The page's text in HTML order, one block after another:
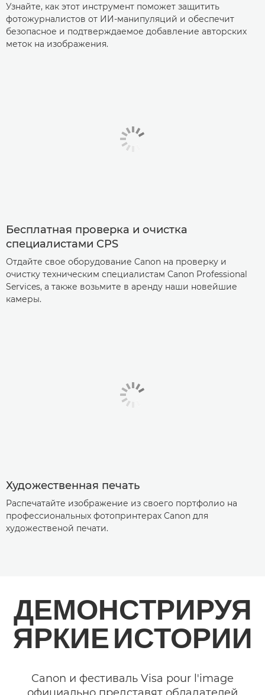
Узнайте, как этот инструмент поможет защитить
фотожурналистов от ИИ-манипуляций и обеспечит
безопасное и подтверждаемое добавление авторских
меток на изображения.
Бесплатная проверка и очистка
специалистами CPS
Отдайте свое оборудование Canon на проверку и
очистку техническим специалистам Canon Professional
Services, а также возьмите в аренду наши новейшие
камеры.
Художественная печать
Распечатайте изображение из своего портфолио на
профессиональных фотопринтерах Canon для
художественой печати.
ДЕМОНСТРИРУЯ
ЯРКИЕ ИСТОРИИ
Canon и фестиваль Visa pour l'image